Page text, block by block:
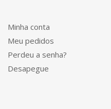
Minha conta
Meu pedidos
Perdeu a senha?
Desapegue